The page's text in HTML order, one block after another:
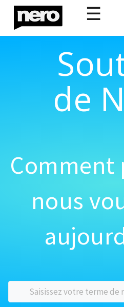
☰
de
Comment
nous